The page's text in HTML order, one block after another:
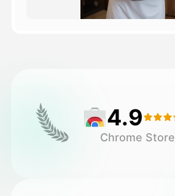
4.9
Chrome Store